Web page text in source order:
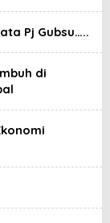
Pj Gubsu…..
di